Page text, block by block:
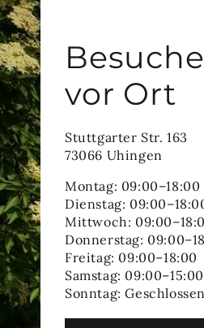
vor Ort
Stuttgarter Str. 163
73066 Uhingen
Montag: 09:00–18:00
Dienstag:
Mittwoch:
Donnerstag:
Freitag: 09:00–18:00
Samstag: 09:00–15:00
Sonntag: Geschlossen